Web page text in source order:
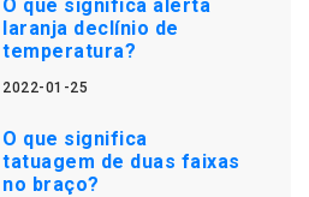
O que significa alerta
laranja declínio de
temperatura?
2022-01-25
O que significa
tatuagem de duas faixas
no braço?